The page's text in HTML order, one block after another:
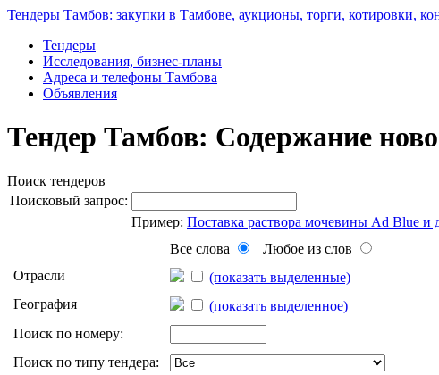
Тендеры Тамбов: закупки в Тамбове, аукционы, торги, котировки,
Тендеры
Исследования, бизнес-планы
Адреса и телефоны Тамбова
Объявления
Тендер Тамбов: Содержание
Поиск тендеров
Поисковый запрос:
Пример: Поставка раствора мочевины Ad Blue
Все слова
Любое из слов
Отрасли
(показать выделенные)
География
(показать выделенное)
Поиск по номеру:
Поиск по типу тендера: